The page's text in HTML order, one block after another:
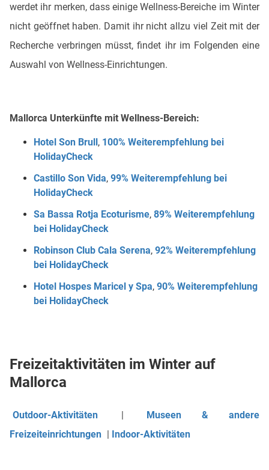
werdet ihr merken, dass einige Wellness-Bereiche im Winter
nicht geöffnet haben. Damit ihr nicht allzu viel Zeit mit der
Recherche verbringen müsst, findet ihr im Folgenden eine
Auswahl von Wellness-Einrichtungen.
Mallorca Unterkünfte mit Wellness-Bereich:
Hotel Son Brull, 100% Weiterempfehlung bei
HolidayCheck
Castillo Son Vida, 99% Weiterempfehlung bei
HolidayCheck
Sa Bassa Rotja Ecoturisme, 89% Weiterempfehlung
bei HolidayCheck
Robinson Club Cala Serena, 92% Weiterempfehlung
bei HolidayCheck
Hotel Hospes Maricel y Spa, 90% Weiterempfehlung
bei HolidayCheck
Freizeitaktivitäten im Winter auf
Mallorca
Outdoor-Aktivitäten |
Museen & andere
Freizeiteinrichtungen | Indoor-Aktivitäten